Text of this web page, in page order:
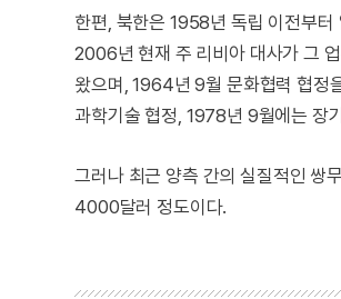
한편, 북한은 1958년 독립 이전부
2006년 현재 주 리비아 대사가 그
왔으며, 1964년 9월 문화협력 협정
과학기술 협정, 1978년 9월에는 장
그러나 최근 양측 간의 실질적인 쌍
4000달러 정도이다.